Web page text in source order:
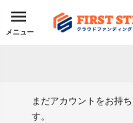
メニュー
まだアカウントをお持
す。